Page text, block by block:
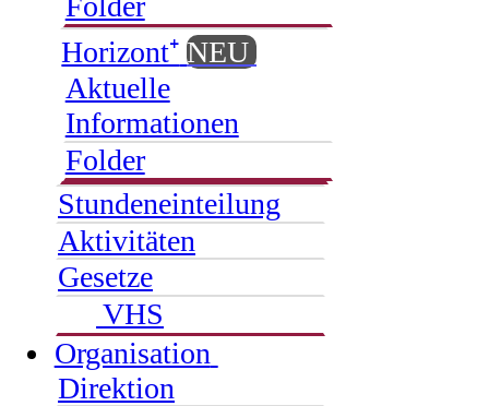
Horizont⁺ NEU
Aktuelle
Informationen
Folder
Stundeneinteilung
Aktivitäten
Gesetze
VHS
Organisation
Direktion